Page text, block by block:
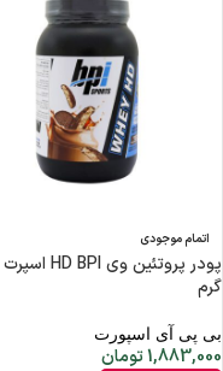
اتمام موجودی
گرم
بی پی آی اسپورت
1,883,000تومان